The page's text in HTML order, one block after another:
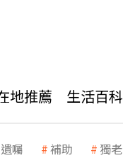
地推薦 生活百科
囑 補助 獨老